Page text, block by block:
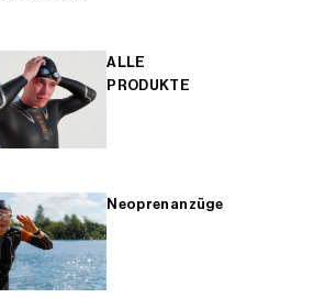
ALLE
PRODUKTE
Neoprenanzüge